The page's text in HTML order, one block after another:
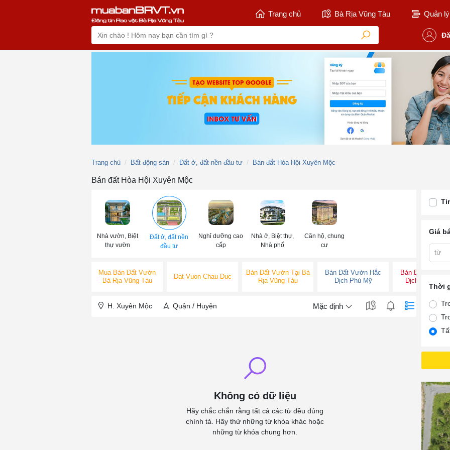
Trang chủ Bà Rịa Vũng Tàu Quản
Trang chủ Bất động sản Đất ở, đất nền đầu tư Bán đất Hòa Hội Xuyên Mộc
Bán đất Hòa Hội Xuyên Mộc
Nhà vườn, Biệt
thự vườn
Đất ở, đất nền
đầu tư
Nghỉ dưỡng cao
cấp
Nhà ở, Biệt thự,
Nhà phố
Căn hộ, chung
cư
Mua Bán Đất Vườn
Bà Rịa Vũng Tàu
Dat Vuon Chau Duc
Bán Đất Vườn Tại Bà
Rịa Vũng Tàu
Bán Đất Vườn Hắc
Dịch Phú Mỹ
Bán Đất Vườn
Dịch Tân
H. Xuyên Mộc Quận / Huyện Mặc định
Không có dữ liệu
Hãy chắc chắn rằng tất cả các từ đều đúng
chính tả. Hãy thử những từ khóa khác hoặc
những từ khóa chung hơn.
Giá
từ
Thời